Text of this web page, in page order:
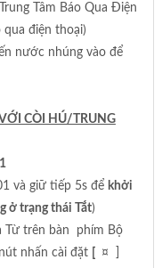
Tâm Báo Qua Điện
qua điện thoại)
nước nhúng vào để
CÒI HÚ/TRUNG
và giữ tiếp 5s để khởi
ở trạng thái Tắt)
Từ trên bàn phím Bộ
nhấn cài đặt
¤ ]